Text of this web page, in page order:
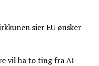
sier EU ønsker
vil ha to ting fra AI-